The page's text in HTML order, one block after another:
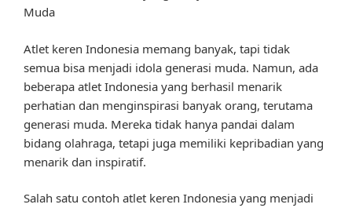
Muda
Atlet keren Indonesia memang banyak, tapi tidak
semua bisa menjadi idola generasi muda. Namun, ada
beberapa atlet Indonesia yang berhasil menarik
perhatian dan menginspirasi banyak orang, terutama
generasi muda. Mereka tidak hanya pandai dalam
bidang olahraga, tetapi juga memiliki kepribadian yang
menarik dan inspiratif.
Salah satu contoh atlet keren Indonesia yang menjadi